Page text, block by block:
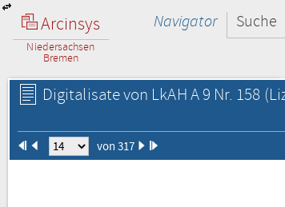
Arcinsys
Niedersachsen
Bremen
Navigator Suche
Digitalisate von LkAH A 9 Nr. 158
von 317